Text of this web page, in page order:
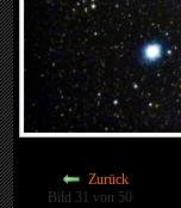
Zurück
Bild 31 von 50